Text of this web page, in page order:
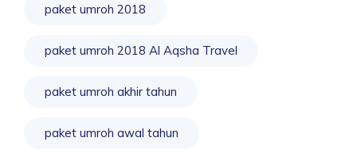
paket umroh 2018
paket umroh 2018 Al Aqsha Travel
paket umroh akhir tahun
paket umroh awal tahun